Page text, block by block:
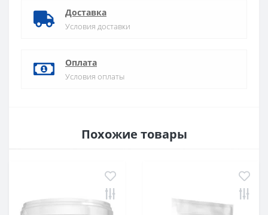
Доставка
Условия доставки
Оплата
Условия оплаты
Похожие товары